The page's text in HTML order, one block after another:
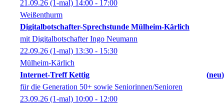
21.09.26 (1-mal) 14:00 - 17:00
Weißenthurm
Digitalbotschafter-Sprechstunde Mülheim-Kärlich
mit Digitalbotschafter Ingo Neumann
22.09.26 (1-mal) 13:30 - 15:30
Mülheim-Kärlich
Internet-Treff Kettig
neu
für die Generation 50+ sowie Seniorinnen/Senioren
23.09.26 (1-mal) 10:00 - 12:00